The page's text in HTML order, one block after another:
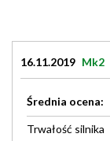
16.11.2019 Mk2
Średnia ocena:
Trwałość silnika